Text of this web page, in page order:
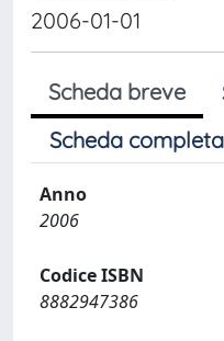
2006-01-01
Scheda breve
Scheda
Anno
2006
Codice ISBN
8882947386